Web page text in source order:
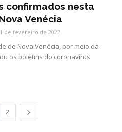
confirmados nesta
Venécia
de fevereiro de 2022
de Nova Venécia, por meio da
os boletins do coronavírus
2